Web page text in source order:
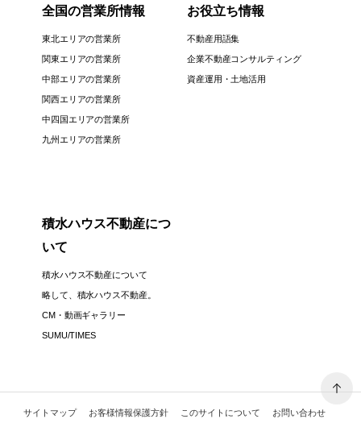
全国の営業所情報
東北エリアの営業所
関東エリアの営業所
中部エリアの営業所
関西エリアの営業所
中四国エリアの営業所
九州エリアの営業所
お役立ち情報
不動産用語集
企業不動産コンサルティング
資産運用・土地活用
積水ハウス不動産につ
いて
積水ハウス不動産について
略して、積水ハウス不動産。
CM・動画ギャラリー
SUMU/TIMES
サイトマップ お客様情報保護方針 このサイトについて お問い合わせ